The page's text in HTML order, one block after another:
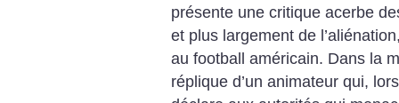
présente une critique acerbe
et plus largement de
au football américain. Dans la
réplique d’un animateur qui,